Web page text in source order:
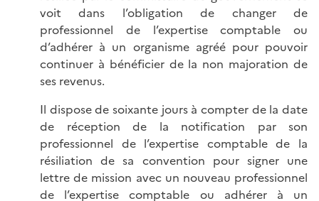
voit dans l’obligation de changer de
professionnel de l’expertise comptable ou
d’adhérer à un organisme agréé pour pouvoir
continuer à bénéficier de la non majoration de
ses revenus.
Il dispose de soixante jours à compter de la date
de réception de la notification par son
professionnel de l’expertise comptable de la
résiliation de sa convention pour signer une
lettre de mission avec un nouveau professionnel
de l’expertise comptable ou adhérer à un